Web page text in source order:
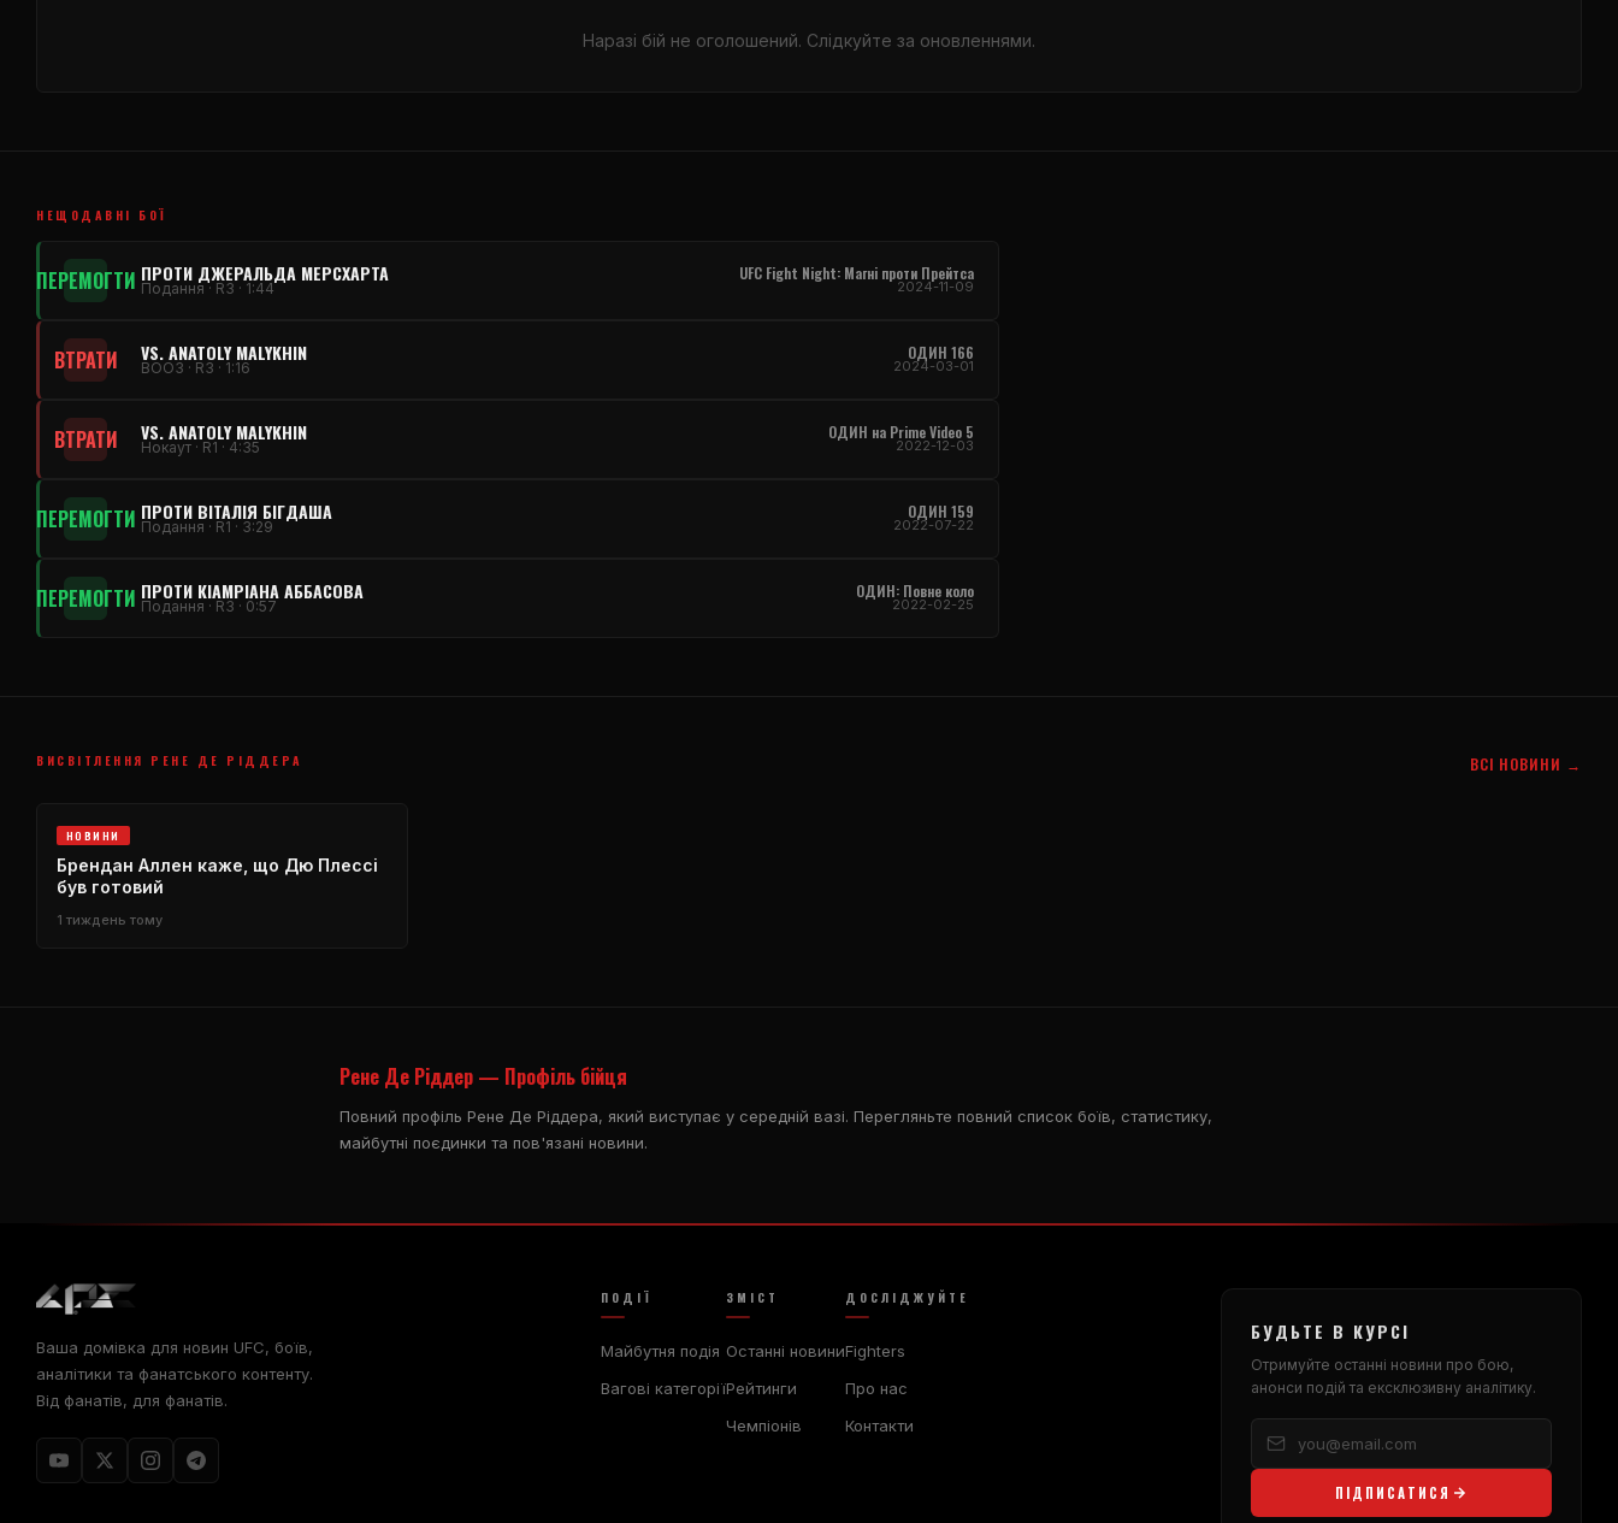
Наразі бій не оголошений. Слідкуйте за оновленнями.
НЕЩОДАВНІ БОЇ
ПЕРЕМОГТИ ПРОТИ ДЖЕРАЛЬДА МЕРСХАРТА
Подання · R3 · 1:44
UFC Fight Night: Магні проти Прейтса
2024-11-09
ВТРАТИ VS. ANATOLY MALYKHIN
ВООЗ · R3 · 1:16
ОДИН 166
2024-03-01
ВТРАТИ VS. ANATOLY MALYKHIN
Нокаут · R1 · 4:35
ОДИН на Prime Video 5
2022-12-03
ПЕРЕМОГТИ ПРОТИ ВІТАЛІЯ БІГДАША
Подання · R1 · 3:29
ОДИН 159
2022-07-22
ПЕРЕМОГТИ ПРОТИ КІАМРІАНА АББАСОВА
Подання · R3 · 0:57
ОДИН: Повне коло
2022-02-25
ВИСВІТЛЕННЯ РЕНЕ ДЕ РІДДЕРА ВСІ НОВИНИ →
НОВИНИ
Брендан Аллен каже, що Дю Плессі
був готовий
1 тиждень тому
Рене Де Ріддер — Профіль бійця
Повний профіль Рене Де Ріддера, який виступає у середній вазі. Перегляньте повний список боїв, статистику,
майбутні поєдинки та пов'язані новини.
Ваша домівка для новин UFC, боїв,
аналітики та фанатського контенту.
Від фанатів, для фанатів.
ПОДІЇ
Майбутня подія
Вагові категорії
ЗМІСТ
Останні новини
Рейтинги
Чемпіонів
ДОСЛІДЖУЙТЕ
Fighters
Про нас
Контакти
БУДЬТЕ В КУРСІ
Отримуйте останні новини про бою,
анонси подій та ексклюзивну аналітику.
ПІДПИСАТИСЯ